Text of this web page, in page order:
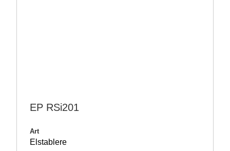
EP RSi201
Art
Elstablere